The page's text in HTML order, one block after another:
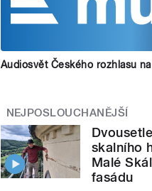
Audiosvět Českého rozhlasu
NEJPOSLOUCHANĚJŠÍ
skalního
Malé
fasádu